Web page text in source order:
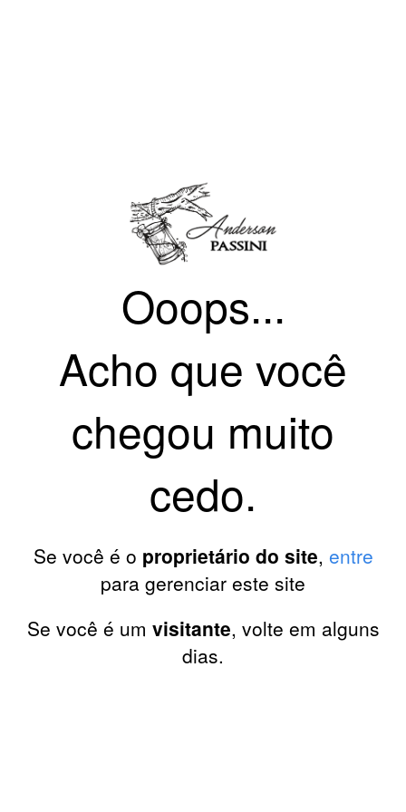
Ooops...
Acho que você
chegou muito
cedo.
Se você é o proprietário do site, entre
para gerenciar este site
Se você é um visitante, volte em alguns
dias.